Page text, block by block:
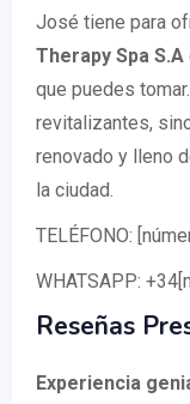
José tiene para
Therapy Spa S.A
que puedes
revitalizantes,
renovado y lleno
la ciudad.
TELÉFONO:
WHATSAPP:
Reseñas
Experiencia